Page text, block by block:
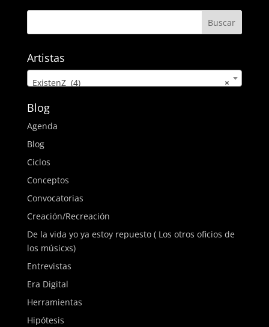
Artistas
×
ExistenZ (4)
Blog
Agenda
Blog
Ciclos
Conceptos
Convocatorias
Creación/Recreación
De la vida yo ya estoy repuesto ( Los otros oficios de
los músicxs)
Entrevistas
Era Digital
Herramientas
Hipótesis